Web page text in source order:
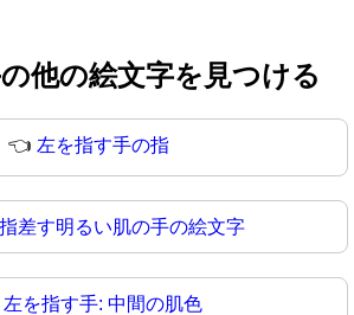
他の絵文字を見つける
👈 左を指す手の指
差す明るい肌の手の絵文字
左を指す手: 中間の肌色